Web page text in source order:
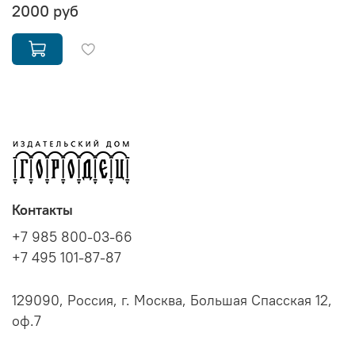
2000 руб
Контакты
+7 985 800-03-66
+7 495 101-87-87
129090, Россия, г. Москва, Большая Спасская 12,
оф.7